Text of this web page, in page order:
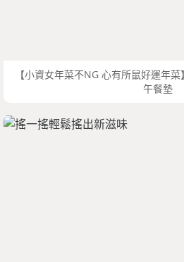
【小資女年菜不NG 心有所鼠好運年
午餐墊